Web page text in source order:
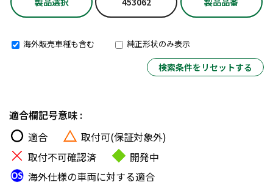
海外販売車種も含む 純正形状のみ表示
検索条件をリセットする
適合欄記号意味 :
適合
取付可(保証対象外)
取付不可確認済
開発中
海外仕様の車両に対する適合